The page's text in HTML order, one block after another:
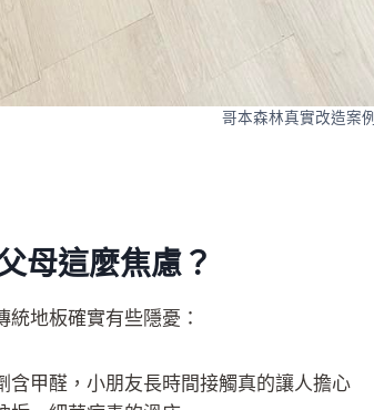
哥本森林真實改造案例
母這麼焦慮？
地板確實有些隱憂：
含甲醛，小朋友長時間接觸真的讓人擔心